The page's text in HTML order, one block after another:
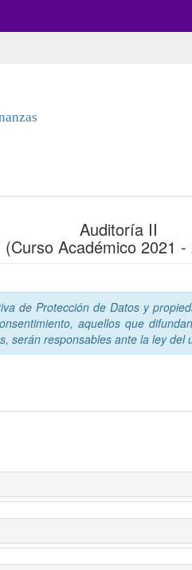
Auditoría II
(Curso Académico 2021 -
de Protección de Datos y
aquellos que
serán responsables ante la ley del